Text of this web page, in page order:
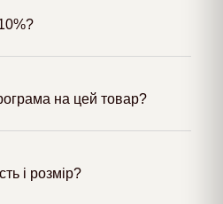
на цей товар?
і розмір?